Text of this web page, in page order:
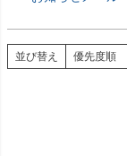
並び替え 優先度順